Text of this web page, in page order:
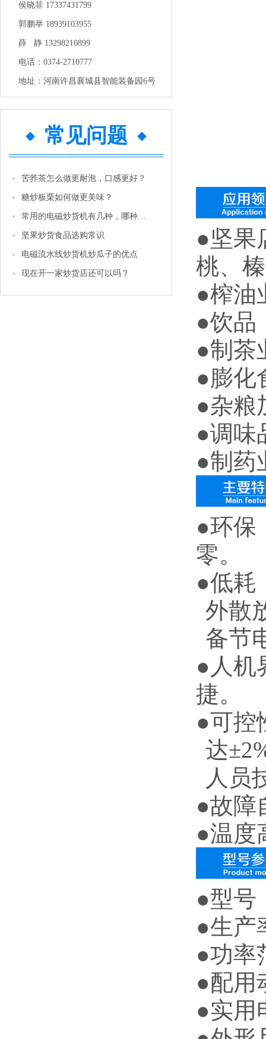
侯晓菲 17337431799
郭鹏举 18939103955
薛 静 13298210899
电话：0374-2710777
地址：河南许昌襄城县智能装备园6号
常见问题
苦荞茶怎么做更耐泡，口感更好？
糖炒板栗如何做更美味？
常用的电磁炒货机有几种，哪种性价比更高一些？
坚果炒货食品选购常识
电磁流水线炒货机炒瓜子的优点
现在开一家炒货店还可以吗？
●坚果
桃、
●榨油
●饮品
●制茶
●膨化
●杂粮
●调味
●制药
●环保
零。
●低耗
外散
备节
●人机
捷。
●可控
达
人员
●故障
●温度
●型号
●生产
●功率
●配用
●实用